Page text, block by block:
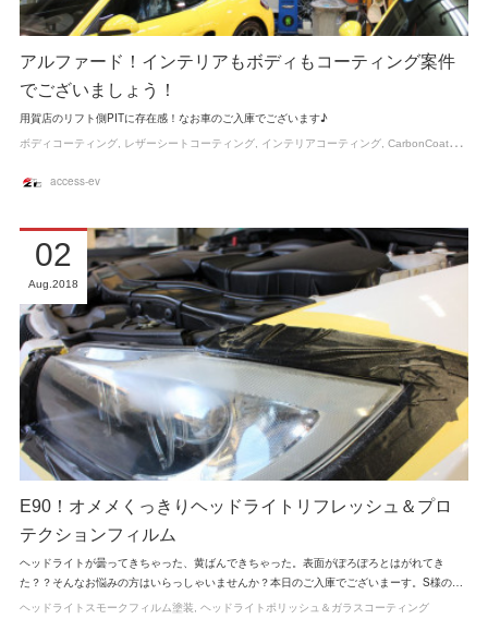
アルファード！インテリアもボディもコーティング案件
でございましょう！
用賀店のリフト側PITに存在感！なお車のご入庫でございます♪
ボディコーティング レザーシートコーティング インテリアコーティング CarbonCoatカーボンコート膜厚撥水ガラスコーティング
access-ev
E90！オメメくっきりヘッドライトリフレッシュ＆プロ
テクションフィルム
ヘッドライトが曇ってきちゃった、黄ばんできちゃった。表面がぽろぽろとはがれてき
た？？そんなお悩みの方はいらっしゃいませんか？本日のご入庫でございまーす。S様の…
02
Aug 2018
ヘッドライトスモークフィルム塗装 ヘッドライトポリッシュ＆ガラスコーティング